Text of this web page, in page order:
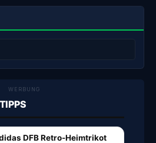
WERBUNG
DFB Retro-Heimtrikot